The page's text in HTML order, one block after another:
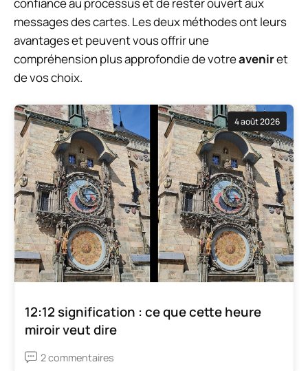
messages des cartes. Les deux méthodes ont leurs
avantages et peuvent vous offrir une
compréhension plus approfondie de votreaveniret
de vos choix.
4 août 2026
12:12 signification : ce que cette heure
miroir veut dire
2 commentaires